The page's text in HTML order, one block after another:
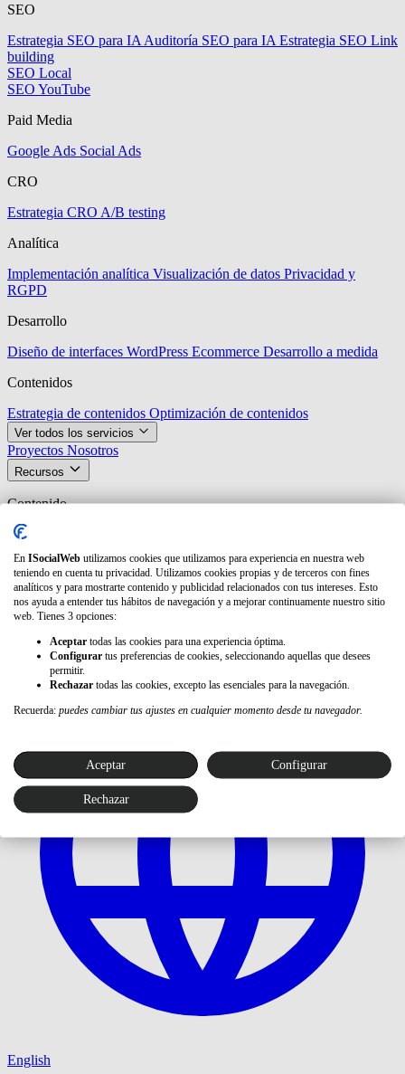
SEO
Estrategia SEO para IA Auditoría SEO para IA Estrategia SEO Link
building
SEO Local
SEO YouTube
Paid Media
Google Ads Social Ads
CRO
Estrategia CRO A/B testing
Analítica
Implementación analítica Visualización de datos Privacidad y
RGPD
Desarrollo
Diseño de interfaces WordPress Ecommerce Desarrollo a medida
Contenidos
Estrategia de contenidos Optimización de contenidos
Ver todos los servicios
Proyectos Nosotros
Recursos
Contenido
Blog
Nuestras herramientas
Growwer
Plataforma de link building y PR Vuela
Generación
de vídeo, texto e imagen para marketing
Contacto
English
En ISocialWeb utilizamos cookies que utilizamos para experiencia en nuestra web
teniendo en cuenta tu privacidad. Utilizamos cookies propias y de terceros con fines
analíticos y para mostrarte contenido y publicidad relacionados con tus intereses. Esto
nos ayuda a entender tus hábitos de navegación y a mejorar continuamente nuestro sitio
web. Tienes 3 opciones:
Aceptar todas las cookies para una experiencia óptima.
Configurar tus preferencias de cookies, seleccionando aquellas que desees
permitir.
Rechazar todas las cookies, excepto las esenciales para la navegación.
Recuerda: puedes cambiar tus ajustes en cualquier momento desde tu navegador.
Aceptar Configurar
Rechazar